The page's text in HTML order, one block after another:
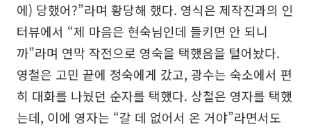
에) 당했어?”라며 황당해 했다. 영식은 제작진과의 인
터뷰에서 “제 마음은 현숙님인데 들키면 안 되니
까”라며 연막 작전으로 영숙을 택했음을 털어놨다.
영철은 고민 끝에 정숙에게 갔고, 광수는 숙소에서 편
히 대화를 나눴던 순자를 택했다. 상철은 영자를 택했
는데, 이에 영자는 “갈 데 없어서 온 거야”라면서도